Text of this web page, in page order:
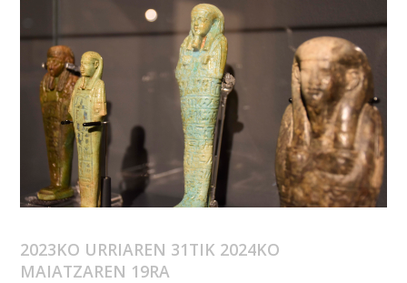
2023KO URRIAREN 31TIK 2024KO
MAIATZAREN 19RA